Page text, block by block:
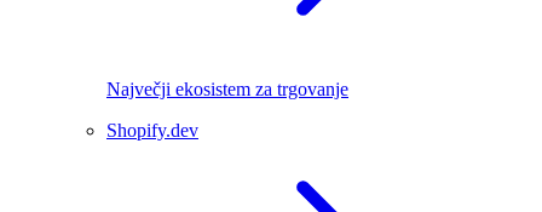
Največji ekosistem za trgovanje
Shopify.dev